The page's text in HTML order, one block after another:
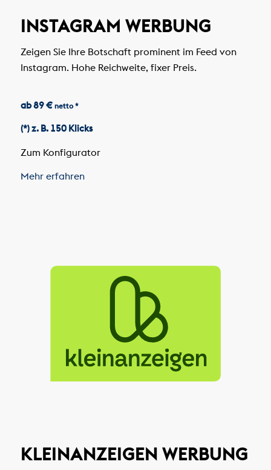
INSTAGRAM WERBUNG
Zeigen Sie Ihre Botschaft prominent im Feed von
Instagram. Hohe Reichweite, fixer Preis.
ab 89 € netto *
(*) z. B. 150 Klicks
Zum Konfigurator
Mehr erfahren
KLEINANZEIGEN WERBUNG